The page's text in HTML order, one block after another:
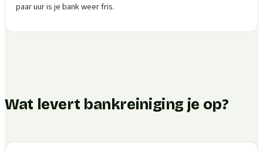
paar uur is je bank weer fris.
Wat levert bankreiniging je op?